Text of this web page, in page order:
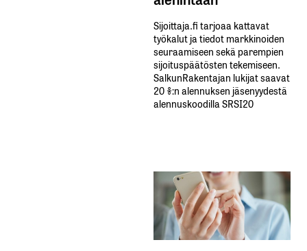
Sijoittaja.fi tarjoaa kattavat
työkalut ja tiedot markkinoiden
seuraamiseen sekä parempien
sijoituspäätösten tekemiseen.
SalkunRakentajan lukijat saavat
20 %:n alennuksen jäsenyydestä
alennuskoodilla SRSI20